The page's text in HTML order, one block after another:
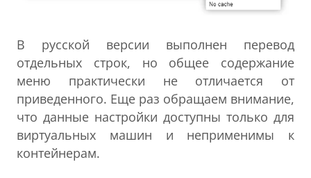
В русской версии выполнен перевод
отдельных строк, но общее содержание
меню практически не отличается от
приведенного. Еще раз обращаем внимание,
что данные настройки доступны только для
виртуальных машин и неприменимы к
контейнерам.